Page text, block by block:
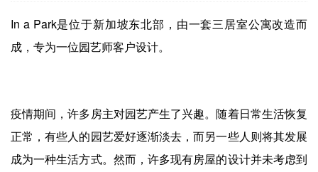
头条资讯
业 界
地 产
快速搜索
In a Park是位于新加坡东北部，由一套三居室公寓改造而
成，专为一位园艺师客户设计。
疫情期间，许多房主对园艺产生了兴趣。随着日常生活恢复
正常，有些人的园艺爱好逐渐淡去，而另一些人则将其发展
成为一种生活方式。然而，许多现有房屋的设计并未考虑到